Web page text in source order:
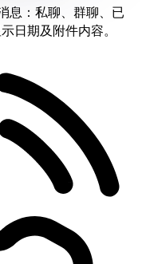
息：私聊、群聊、已
期及附件内容。